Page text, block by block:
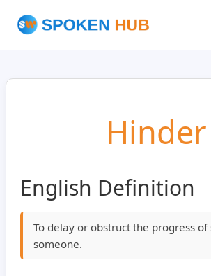
Hinder
English Definition
To delay or obstruct the progress
someone.